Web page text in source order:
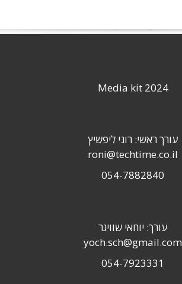
Media kit 2024
עורך ראשי: רוני ליפשיץ
roni@techtime.co.il
054-7882840
עורך: יוחאי שוויגר
yoch.sch@gmail.com
054-7923331